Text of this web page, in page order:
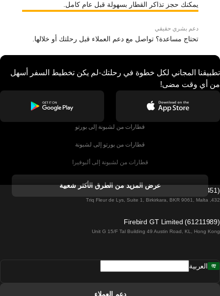
يمكنك حجز تذاكر القطار بسهولة قبل عام كامل.
دعم بشري حقيقي
تحتاج مساعدة؟ تواصل مع دعم العملاء قبل رحلتك أو خلالها.
تطبيقنا المجاني لكل خطوة في رحلتك-لم يكن تخطيط السفر أسهل
من أي وقت مضى!
قطارات من لشبونة إلى بورتو
قطارات من بورتو إلى لشبونة
قطارات من لشبونة إلى ألبوفيرا
قطارات من ألبوفيرا إلى لشبونة
قطارات من لشبونة إلى لاغوس
قطارات من لشبونة إلى مدريد
عرض المزيد من الطرق الأكثر شعبية
Firebird GT Limited (OC 1451)
432, Triq Fleur de Lys, Suite 1, Birkirkara, BKR 9061, Malta
Firebird GT Limited (61211989)
Unit G 15/F Tal Building 49 Austin Road, KL, Hong Kong
العربية
دعم العملاء